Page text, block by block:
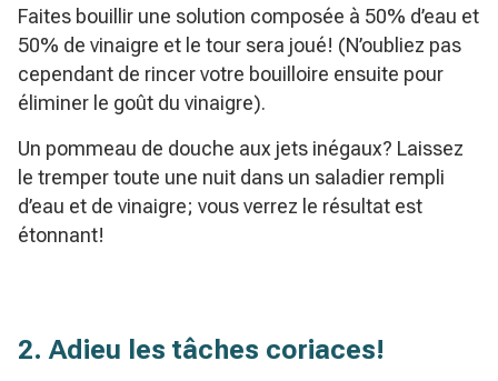
Faites bouillir une solution composée à 50% d’eau et
50% de vinaigre et le tour sera joué! (N’oubliez pas
cependant de rincer votre bouilloire ensuite pour
éliminer le goût du vinaigre).
Un pommeau de douche aux jets inégaux? Laissez
le tremper toute une nuit dans un saladier rempli
d’eau et de vinaigre; vous verrez le résultat est
étonnant!
2. Adieu les tâches coriaces!